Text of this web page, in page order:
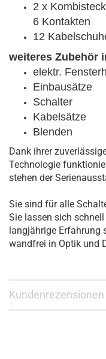
2 x
6 Kontakten
12
weiteres Zubehör
elektr.
Einbausätze
Schalter
Kabelsätze
Blenden
Dank ihrer
Tech­nologie
stehen der
Sie sind für alle
Sie lassen sich
lang­jährige Er­fahrung
wand­frei in Optik und
Kundenrezensionen